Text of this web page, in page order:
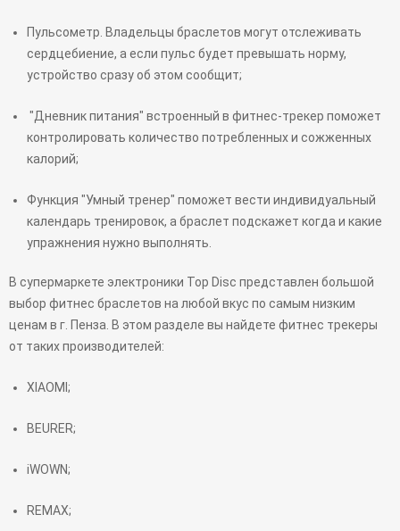
Пульсометр. Владельцы браслетов могут отслеживать
сердцебиение, а если пульс будет превышать норму,
устройство сразу об этом сообщит;
"Дневник питания" встроенный в фитнес-трекер поможет
контролировать количество потребленных и сожженных
калорий;
Функция "Умный тренер" поможет вести индивидуальный
календарь тренировок, а браслет подскажет когда и какие
упражнения нужно выполнять.
В супермаркете электроники Top Disc представлен большой
выбор фитнес браслетов на любой вкус по самым низким
ценам в г. Пенза. В этом разделе вы найдете фитнес трекеры
от таких производителей:
XIAOMI;
BEURER;
iWOWN;
REMAX;